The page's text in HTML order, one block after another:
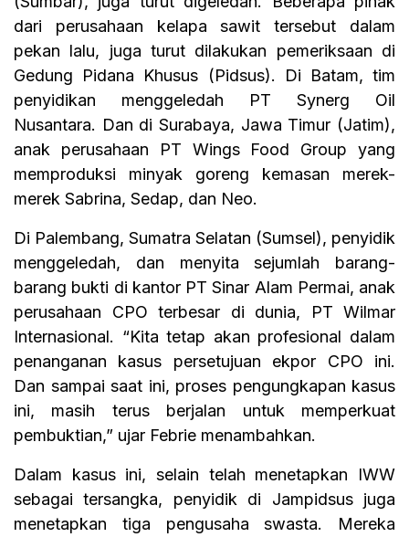
dari perusahaan kelapa sawit tersebut dalam
pekan lalu, juga turut dilakukan pemeriksaan di
Gedung Pidana Khusus (Pidsus). Di Batam, tim
penyidikan menggeledah PT Synerg Oil
Nusantara. Dan di Surabaya, Jawa Timur (Jatim),
anak perusahaan PT Wings Food Group yang
memproduksi minyak goreng kemasan merek-
merek Sabrina, Sedap, dan Neo.
Di Palembang, Sumatra Selatan (Sumsel), penyidik
menggeledah, dan menyita sejumlah barang-
barang bukti di kantor PT Sinar Alam Permai, anak
perusahaan CPO terbesar di dunia, PT Wilmar
Internasional. “Kita tetap akan profesional dalam
penanganan kasus persetujuan ekpor CPO ini.
Dan sampai saat ini, proses pengungkapan kasus
ini, masih terus berjalan untuk memperkuat
pembuktian,” ujar Febrie menambahkan.
Dalam kasus ini, selain telah menetapkan IWW
sebagai tersangka, penyidik di Jampidsus juga
menetapkan tiga pengusaha swasta. Mereka